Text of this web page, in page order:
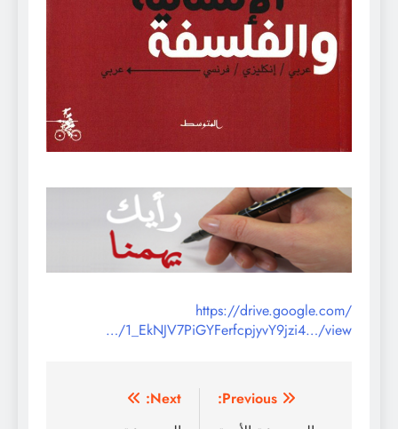
https://drive.google.com/
…/1_EkNJV7PiGYFerfcpjyvY9jzi4…/view
تصفّح Previous:
Next: